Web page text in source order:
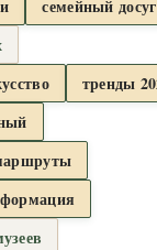
семейный досуг
тренды